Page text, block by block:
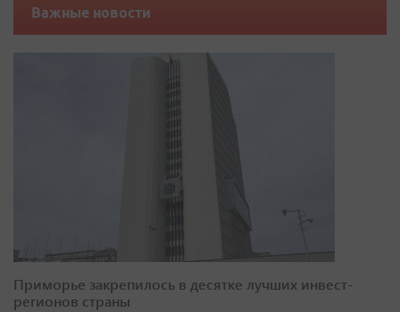
Важные новости
Приморье закрепилось в десятке лучших инвест-
регионов страны